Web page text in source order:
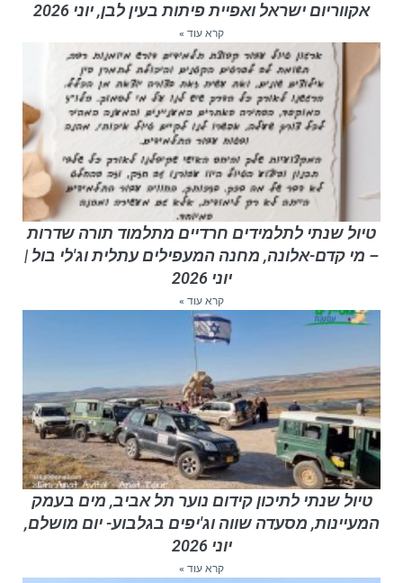
אקווריום ישראל ואפיית פיתות בעין לבן, יוני 2026
קרא עוד »
טיול שנתי לתלמידים חרדיים מתלמוד תורה שדרות
– מי קדם-אלונה, מחנה המעפילים עתלית וג'לי בול |
יוני 2026
קרא עוד »
טיול שנתי לתיכון קידום נוער תל אביב, מים בעמק
המעיינות, מסעדה שווה וג'יפים בגלבוע- יום מושלם,
יוני 2026
קרא עוד »